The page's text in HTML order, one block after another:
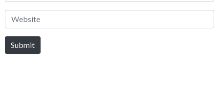
Website
Submit